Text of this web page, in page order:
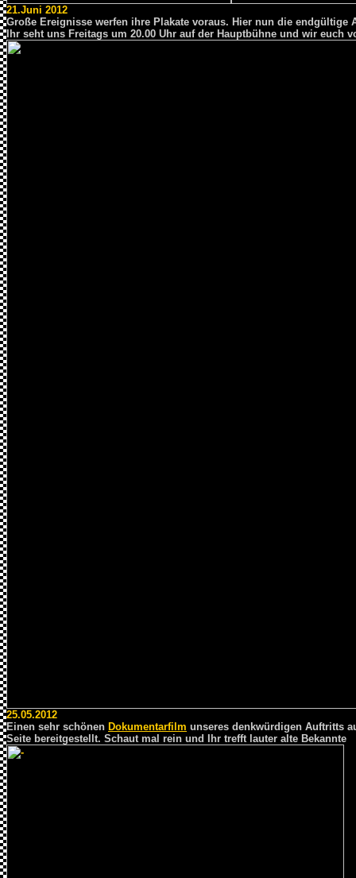
21.Juni 2012
Große Ereignisse werfen ihre Plakate voraus. Hier nun die endgültige
Ihr seht uns Freitags um 20.00 Uhr auf der Hauptbühne und wir euch
25.05.2012
Einen sehr schönen Dokumentarfilm unseres denkwürdigen Auftritts
Seite bereitgestellt. Schaut mal rein und Ihr trefft lauter alte Bekannte